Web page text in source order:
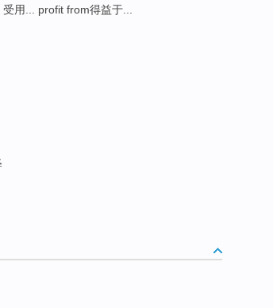
受用... profit from得益于...